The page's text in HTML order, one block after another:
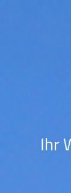
Ihr